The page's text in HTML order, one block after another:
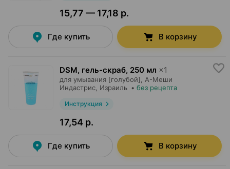
15,77 — 17,18 р.
Где купить В корзину
DSM, гель-скраб, 250 мл ×1
для умывания [голубой],
А-Меши
Индастрис , Израиль • без рецепта
Инструкция
17,54 р.
Где купить В корзину